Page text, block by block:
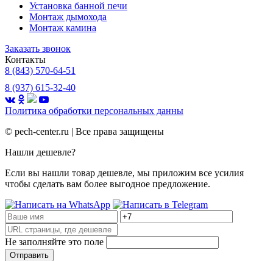
Установка банной печи
Монтаж дымохода
Монтаж камина
Заказать звонок
Контакты
8 (843) 570-64-51
8 (937) 615-32-40
Политика обработки персональных данны
© pech-center.ru | Все права защищены
Нашли дешевле?
Если вы нашли товар дешевле, мы приложим все усилия
чтобы сделать вам более выгодное предложение.
Не заполняйте это поле
Отправить